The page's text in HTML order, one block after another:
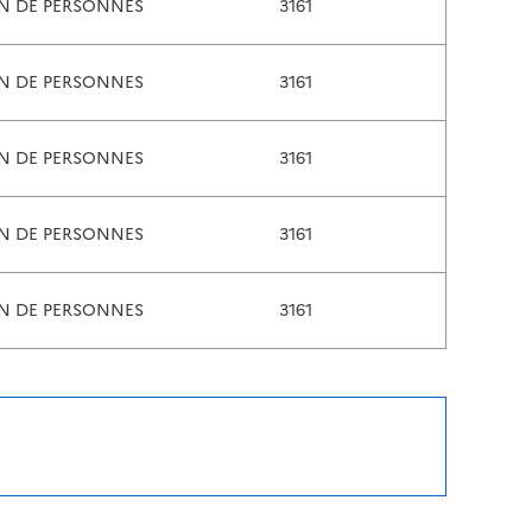
DE PERSONNES 3161
DE PERSONNES 3161
DE PERSONNES 3161
DE PERSONNES 3161
DE PERSONNES 3161